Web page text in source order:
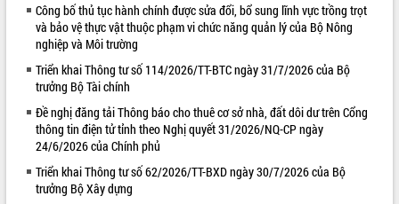
Công bố thủ tục hành chính được sửa đổi, bổ sung lĩnh vực trồng trọt
và bảo vệ thực vật thuộc phạm vi chức năng quản lý của Bộ Nông
nghiệp và Môi trường
Triển khai Thông tư số 114/2026/TT-BTC ngày 31/7/2026 của Bộ
trưởng Bộ Tài chính
Đề nghị đăng tải Thông báo cho thuê cơ sở nhà, đất dôi dư trên Cổng
thông tin điện tử tỉnh theo Nghị quyết 31/2026/NQ-CP ngày
24/6/2026 của Chính phủ
Triển khai Thông tư số 62/2026/TT-BXD ngày 30/7/2026 của Bộ
trưởng Bộ Xây dựng